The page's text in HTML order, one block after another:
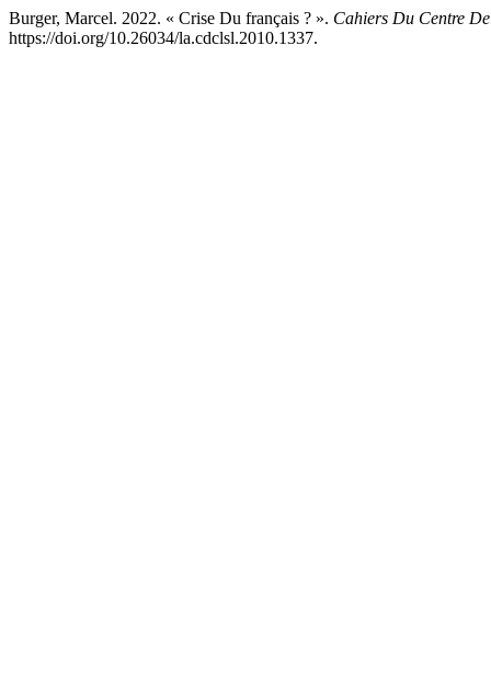
Burger, Marcel. 2022. « Crise Du français ? ». Cahiers Du Centre
https://doi.org/10.26034/la.cdclsl.2010.1337.